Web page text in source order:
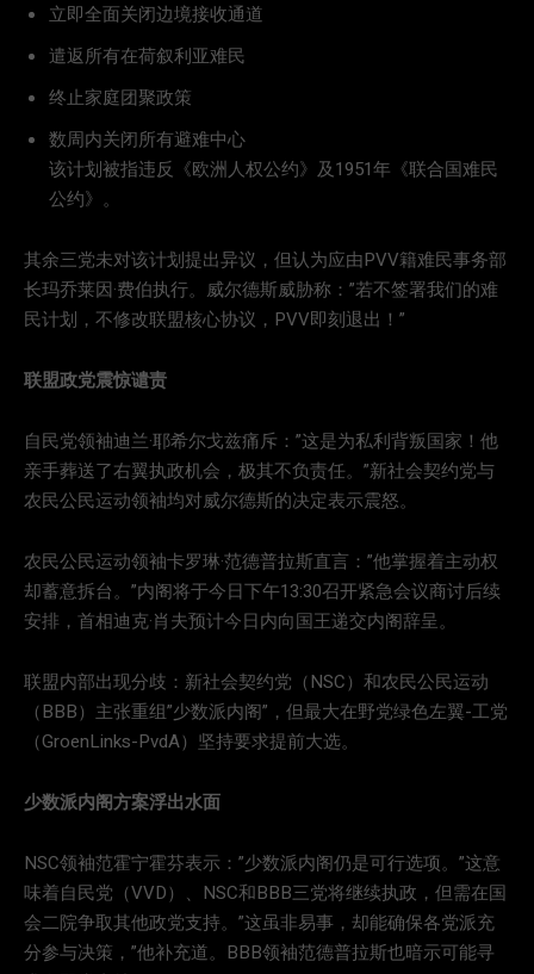
立即全面关闭边境接收通道
遣返所有在荷叙利亚难民
终止家庭团聚政策
数周内关闭所有避难中心
该计划被指违反《欧洲人权公约》及1951年《联合国难民
公约》。
其余三党未对该计划提出异议，但认为应由PVV籍难民事务部
长玛乔莱因·费伯执行。威尔德斯威胁称：”若不签署我们的难
民计划，不修改联盟核心协议，PVV即刻退出！”
联盟政党震惊谴责
自民党领袖迪兰·耶希尔戈兹痛斥：”这是为私利背叛国家！他
亲手葬送了右翼执政机会，极其不负责任。”新社会契约党与
农民公民运动领袖均对威尔德斯的决定表示震怒。
农民公民运动领袖卡罗琳·范德普拉斯直言：”他掌握着主动权
却蓄意拆台。”内阁将于今日下午13:30召开紧急会议商讨后续
安排，首相迪克·肖夫预计今日内向国王递交内阁辞呈。
联盟内部出现分歧：新社会契约党（NSC）和农民公民运动
（BBB）主张重组”少数派内阁”，但最大在野党绿色左翼-工党
（GroenLinks-PvdA）坚持要求提前大选。
少数派内阁方案浮出水面
NSC领袖范霍宁霍芬表示：”少数派内阁仍是可行选项。”这意
味着自民党（VVD）、NSC和BBB三党将继续执政，但需在国
会二院争取其他政党支持。”这虽非易事，却能确保各党派充
分参与决策，”他补充道。BBB领袖范德普拉斯也暗示可能寻